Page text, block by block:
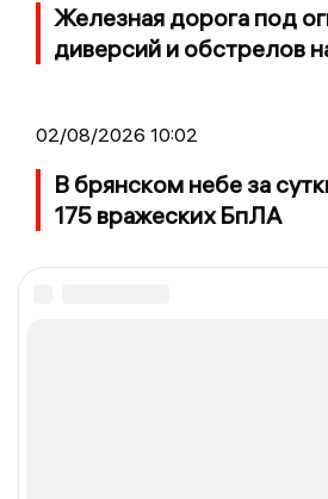
Железная дорога под
диверсий и обстрелов
02/08/2026 10:02
В брянском небе за
175 вражеских БпЛА